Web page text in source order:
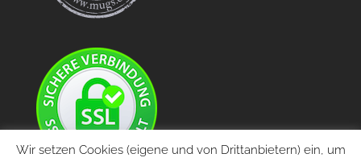
Wir setzen Cookies (eigene und von Drittanbietern) ein, um